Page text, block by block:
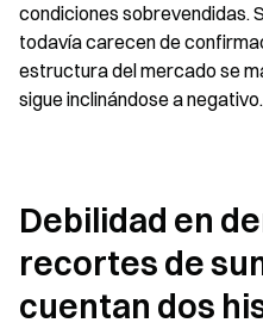
condiciones sobrevendidas.
todavía carecen de
estructura del mercado se
sigue inclinándose a negativo.
Debilidad en
recortes de
cuentan dos